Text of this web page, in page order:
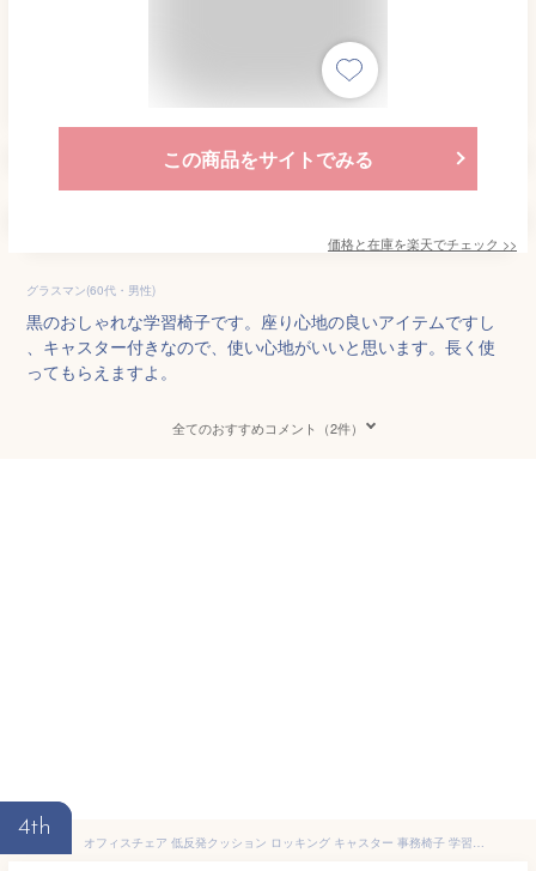
この商品をサイトでみる
価格と在庫を楽天でチェック >>
グラスマン(60代・男性)
黒のおしゃれな学習椅子です。座り心地の良いアイテムですし
、キャスター付きなので、使い心地がいいと思います。長く使
ってもらえますよ。
全てのおすすめコメント（2件）
4th
オフィスチェア 低反発クッション ロッキング キャスター 事務椅子 学習椅子 ブラック ブルー ワークチェア デスクチェア パソコンチェア 会社 会議 学校 勉強 在宅ワーク 在宅